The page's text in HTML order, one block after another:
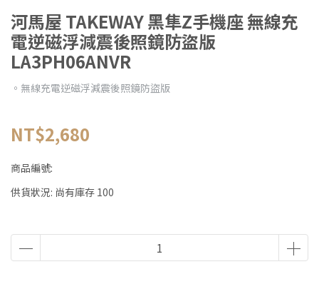
河馬屋 TAKEWAY 黑隼Z手機座 無線充
電逆磁浮減震後照鏡防盜版
LA3PH06ANVR
。無線充電逆磁浮減震後照鏡防盜版
NT$2,680
商品編號:
供貨狀況: 尚有庫存 100